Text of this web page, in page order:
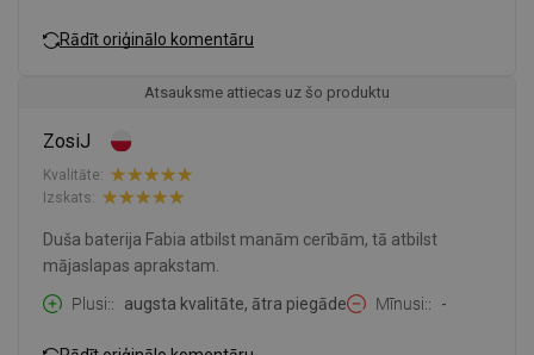
Rādīt oriģinālo komentāru
Atsauksme attiecas uz šo produktu
ZosiJ
Kvalitāte:
Izskats:
Duša baterija Fabia atbilst manām cerībām, tā atbilst
mājaslapas aprakstam.
Plusi:
augsta kvalitāte, ātra piegāde Mīnusi: -